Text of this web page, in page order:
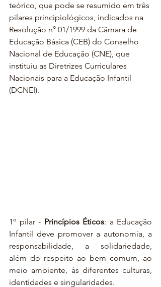
teórico, que pode se resumido em três
pilares principiológicos, indicados na
Resolução n° 01/1999 da Câmara de
Educação Básica (CEB) do Conselho
Nacional de Educação (CNE), que
instituiu as Diretrizes Curriculares
Nacionais para a Educação Infantil
(DCNEI).
1º pilar - Princípios Éticos: a Educação
Infantil deve promover a autonomia, a
responsabilidade, a solidariedade,
além do respeito ao bem comum, ao
meio ambiente, às diferentes culturas,
identidades e singularidades.